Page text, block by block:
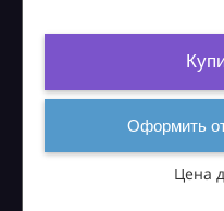
Оформить
Цена